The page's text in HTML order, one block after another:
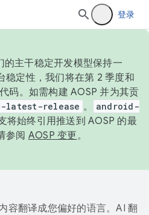
登录
主干稳定开发模型保持一
稳定性，我们将在第 2 季度和
码。如需构建 AOSP 并为其贡
latest-release 。
android-
将始终引用推送到 AOSP 的最
参阅 AOSP 变更。
容翻译成您偏好的语言。AI 翻